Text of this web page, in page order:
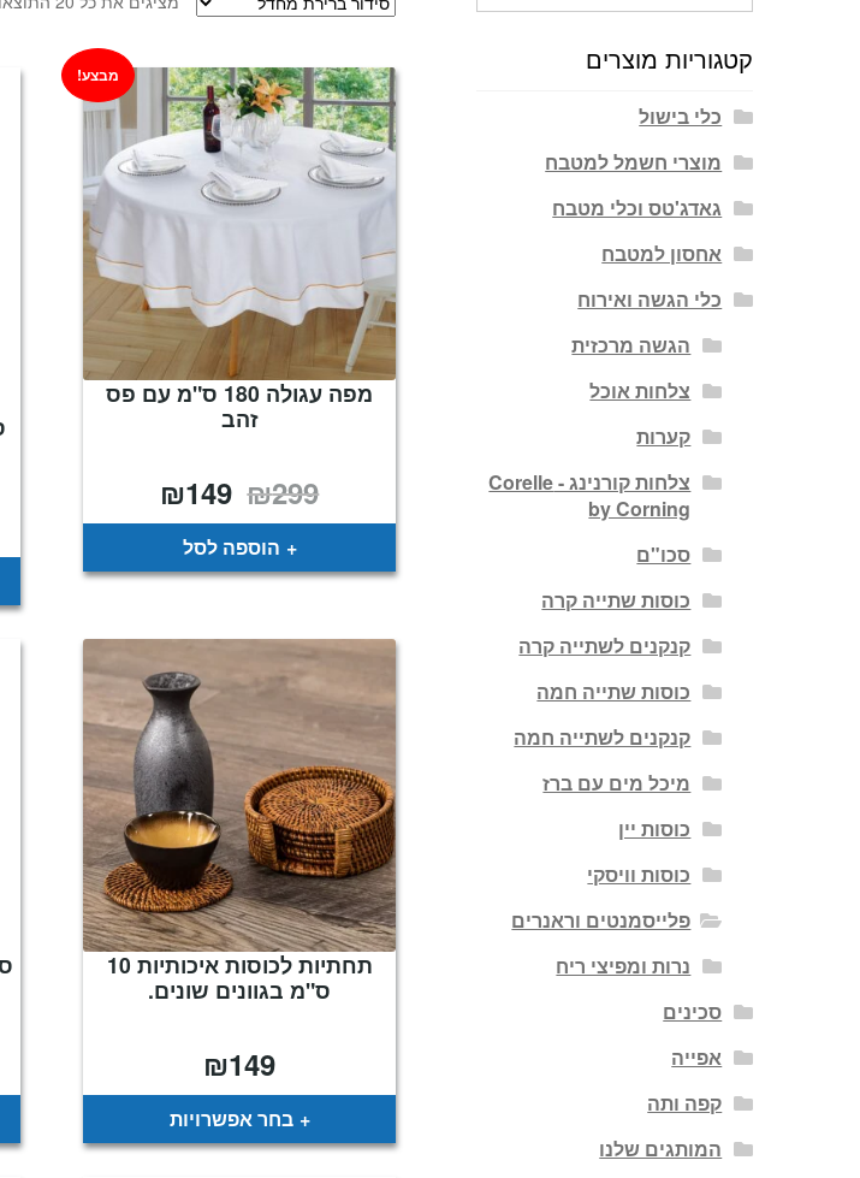
מפה עגולה 180 ס"מ עם פס
זהב
מבצע!
₪299 המחיר
המקורי
היה:
₪299.
₪149
הוא:
הוספה לסל
תחתיות לכוסות איכותיות 10
ס"מ בגוונים שונים.
₪149
בחר אפשרויות
קטגוריות מוצרים
כלי בישול
מוצרי חשמל למטבח
גאדג'טס וכלי מטבח
אחסון למטבח
כלי הגשה ואירוח
הגשה מרכזית
צלחות אוכל
קערות
צלחות קורנינג - Corelle
by Corning
סכו"ם
כוסות שתייה קרה
קנקנים לשתייה קרה
כוסות שתייה חמה
קנקנים לשתייה חמה
מיכל מים עם ברז
כוסות יין
כוסות וויסקי
פלייסמנטים וראנרים
נרות ומפיצי ריח
סכינים
אפייה
קפה ותה
המותגים שלנו